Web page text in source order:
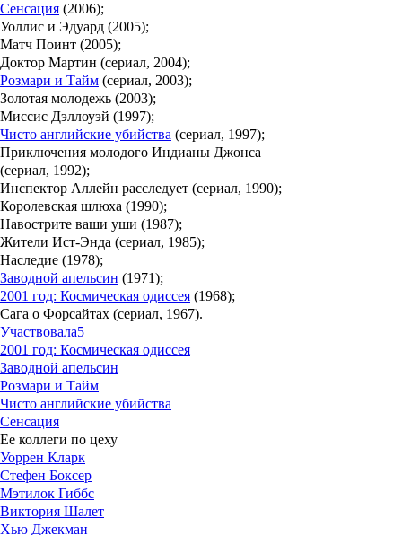
Сенсация (2006);
Уоллис и Эдуард (2005);
Матч Поинт (2005);
Доктор Мартин (сериал, 2004);
Розмари и Тайм (сериал, 2003);
Золотая молодежь (2003);
Миссис Дэллоуэй (1997);
Чисто английские убийства (сериал, 1997);
Приключения молодого Индианы Джонса
(сериал, 1992);
Инспектор Аллейн расследует (сериал, 1990);
Королевская шлюха (1990);
Навострите ваши уши (1987);
Жители Ист-Энда (сериал, 1985);
Наследие (1978);
Заводной апельсин (1971);
2001 год: Космическая одиссея (1968);
Сага о Форсайтах (сериал, 1967).
Участвовала5
2001 год: Космическая одиссея
Заводной апельсин
Розмари и Тайм
Чисто английские убийства
Сенсация
Ее коллеги по цеху
Уоррен Кларк
Стефен Боксер
Мэтилок Гиббс
Виктория Шалет
Хью Джекман